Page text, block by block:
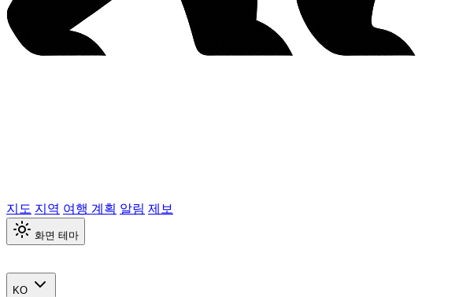
지도 지역 여행 계획 알림 제보
화면 테마
KO